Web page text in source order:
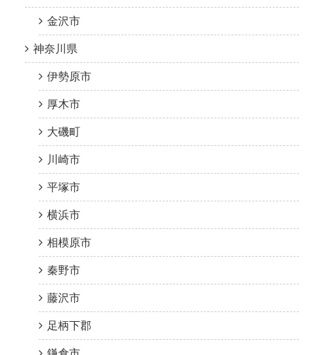
金沢市
神奈川県
伊勢原市
厚木市
大磯町
川崎市
平塚市
横浜市
相模原市
秦野市
藤沢市
足柄下郡